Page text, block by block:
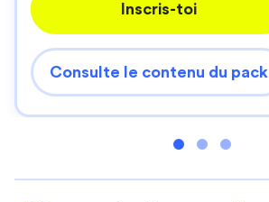
Inscris-toi
Consulte le contenu du pack